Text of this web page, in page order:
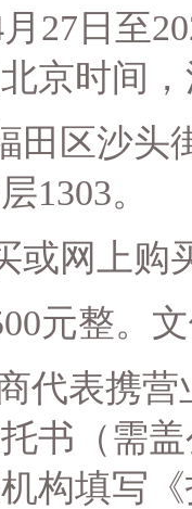
月 27 日至
京时间
田区沙头
1303。
或网上购
元整。
代表携
书（需
构填写